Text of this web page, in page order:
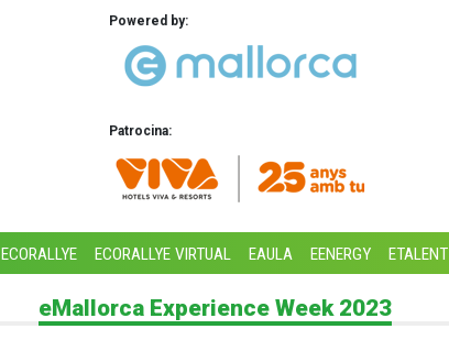
Powered by:
Patrocina:
ECORALLYE ECORALLYE VIRTUAL EAULA EENERGY ETALENT
eMallorca Experience Week 2023